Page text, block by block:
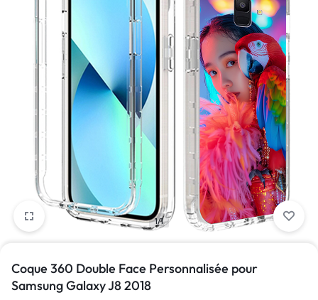
1/1
Coque 360 Double Face Personnalisée pour
Samsung Galaxy J8 2018